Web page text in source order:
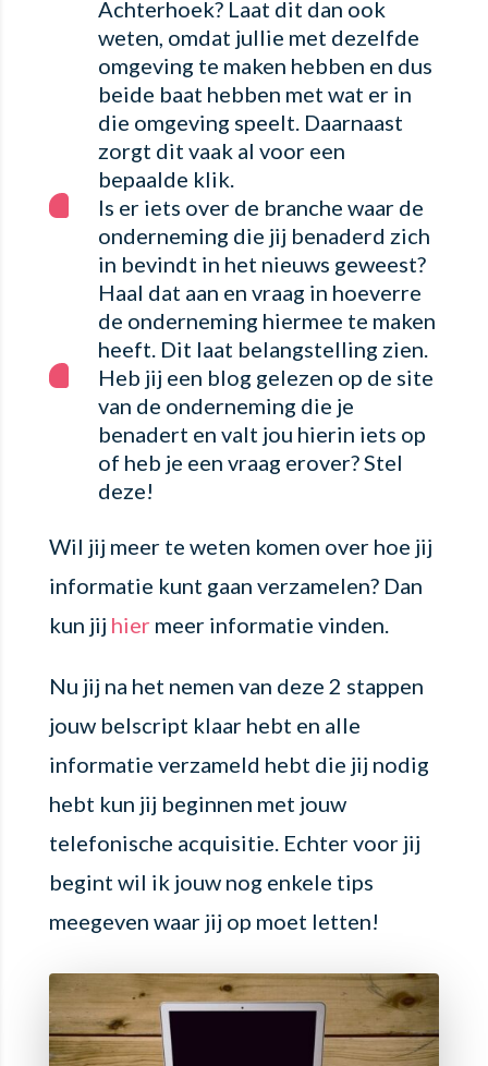
Achterhoek? Laat dit dan ook
weten, omdat jullie met dezelfde
omgeving te maken hebben en dus
beide baat hebben met wat er in
die omgeving speelt. Daarnaast
zorgt dit vaak al voor een
bepaalde klik.
Is er iets over de branche waar de
onderneming die jij benaderd zich
in bevindt in het nieuws geweest?
Haal dat aan en vraag in hoeverre
de onderneming hiermee te maken
heeft. Dit laat belangstelling zien.
Heb jij een blog gelezen op de site
van de onderneming die je
benadert en valt jou hierin iets op
of heb je een vraag erover? Stel
deze!
Wil jij meer te weten komen over hoe jij
informatie kunt gaan verzamelen? Dan
kun jij hier meer informatie vinden.
Nu jij na het nemen van deze 2 stappen
jouw belscript klaar hebt en alle
informatie verzameld hebt die jij nodig
hebt kun jij beginnen met jouw
telefonische acquisitie. Echter voor jij
begint wil ik jouw nog enkele tips
meegeven waar jij op moet letten!